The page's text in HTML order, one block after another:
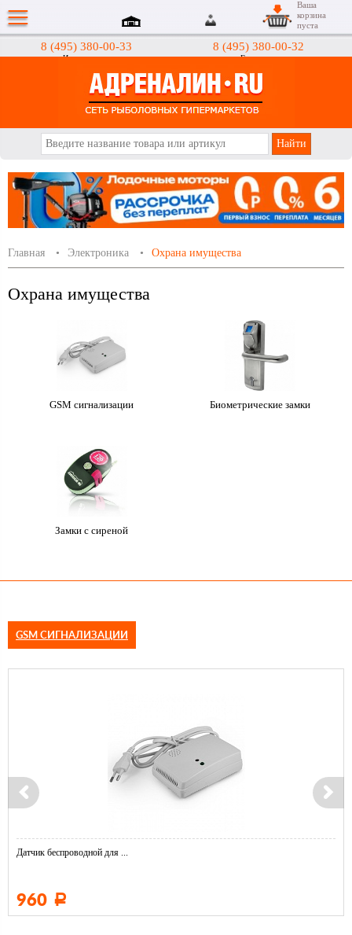
8 (495) 380-00-33
Интернет-магазин
8 (495) 380-00-32
Гипермаркеты
Ваша
корзина
пуста
Главная Электроника Охрана имущества
Охрана имущества
GSM сигнализации Биометрические замки
Замки с сиреной
GSM СИГНАЛИЗАЦИИ
Датчик беспроводной для ...
960 Р